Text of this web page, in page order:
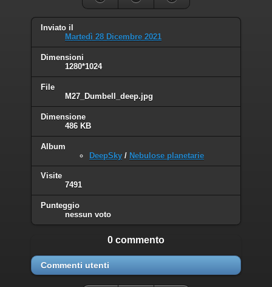
Inviato il
Martedì 28 Dicembre 2021
Dimensioni
1280*1024
File
M27_Dumbell_deep.jpg
Dimensione
486 KB
Album
DeepSky / Nebulose planetarie
Visite
7491
Punteggio
nessun voto
0 commento
Commenti utenti